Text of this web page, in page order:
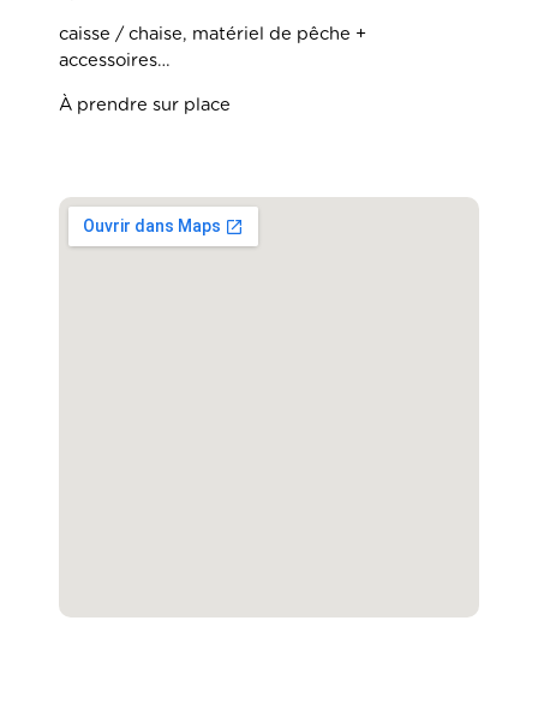
caisse / chaise, matériel de pêche +
accessoires…
À prendre sur place